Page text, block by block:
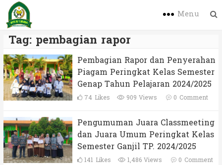
Menu
Tag: pembagian rapor
Pembagian Rapor dan Penyerahan
Piagam Peringkat Kelas Semester
Genap Tahun Pelajaran 2024/2025
74 Likes 909 Views 0 Comment
Pengumuman Juara Classmeeting
dan Juara Umum Peringkat Kelas
Semester Ganjil TP. 2024/2025
141 Likes 1,486 Views 0 Comment